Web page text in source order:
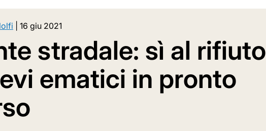
16 giu 2021
stradale: sì al rifiuto
ematici in pronto